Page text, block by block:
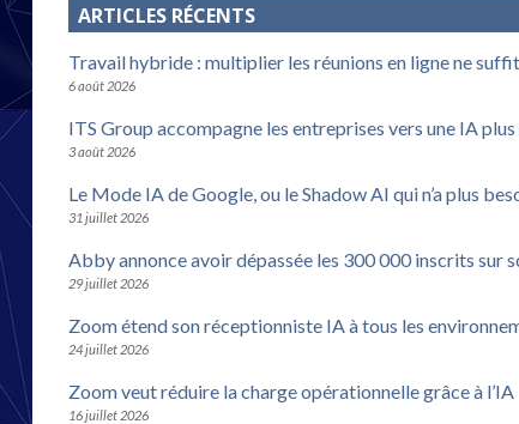
ARTICLES RÉCENTS
Travail hybride : multiplier les réunions en ligne ne
6 août 2026
ITS Group accompagne les entreprises vers une IA
3 août 2026
Le Mode IA de Google, ou le Shadow AI qui n’a plus
31 juillet 2026
Abby annonce avoir dépassée les 300 000 inscrits sur
29 juillet 2026
Zoom étend son réceptionniste IA à tous les
24 juillet 2026
Zoom veut réduire la charge opérationnelle grâce à l’IA
16 juillet 2026